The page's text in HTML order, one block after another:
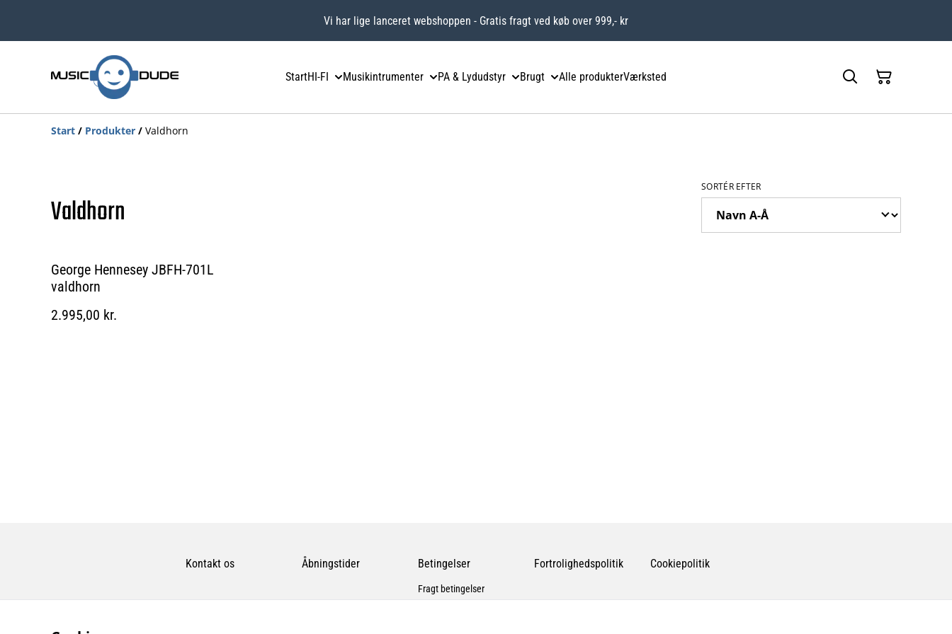
Vi har lige lanceret webshoppen - Gratis fragt ved køb over 999,- kr
StartHI-FI Musikintrumenter PA & Lydudstyr Brugt Alle produkterVærksted
Start / Produkter / Valdhorn
Valdhorn
SORTÉR EFTER
George Hennesey JBFH-701L
valdhorn
2.995,00 kr.
Kontakt os Åbningstider Betingelser
Fragt betingelser
Fortrolighedspolitik Cookiepolitik